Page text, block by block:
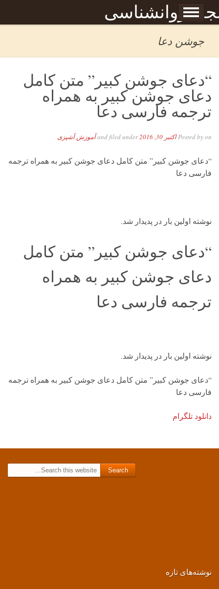
روانشناسی
Skip to content
برگه نمونه
جوشن دعا
“دعای جوشن کبیر” متن کامل
دعای جوشن کبیر به همراه
ترجمه فارسی دعا
Posted byon اکتبر 30, 2016 and filed underآموزش آشپزی
“دعای جوشن کبیر” متن کامل دعای جوشن کبیر به همراه ترجمه
فارسی دعا
نوشته اولین بار در پدیدار شد.
“دعای جوشن کبیر” متن کامل
دعای جوشن کبیر به همراه
ترجمه فارسی دعا
نوشته اولین بار در پدیدار شد.
“دعای جوشن کبیر” متن کامل دعای جوشن کبیر به همراه ترجمه
فارسی دعا
دانلود تلگرام
نوشته‌های تازه